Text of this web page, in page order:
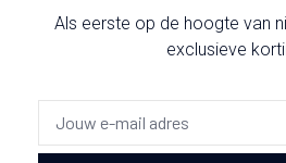
Als eerste op de hoogte van
exclusieve